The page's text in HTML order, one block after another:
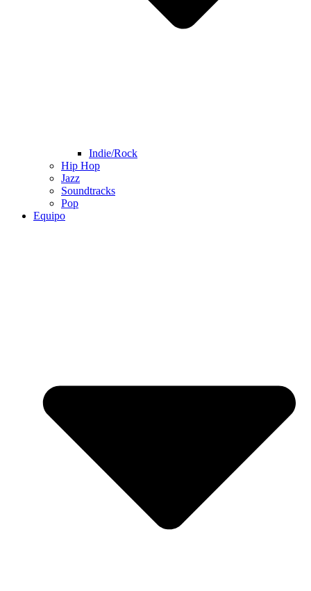
Indie/Rock
Hip Hop
Jazz
Soundtracks
Pop
Equipo